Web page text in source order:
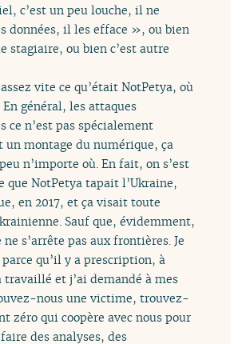
c’est un peu louche, il ne
données, il les efface », ou bien
stagiaire, ou bien c’est autre
vite ce qu’était NotPetya, où
En général, les attaques
ce n’est pas spécialement
un montage du numérique, ça
n’importe où. En fait, on s’est
que NotPetya tapait l’Ukraine,
en 2017, et ça visait toute
Sauf que, évidemment,
s’arrête pas aux frontières. Je
qu’il y a prescription, à
travaillé et j’ai demandé à mes
nous une victime, trouvez-
zéro qui coopère avec nous pour
des analyses, des